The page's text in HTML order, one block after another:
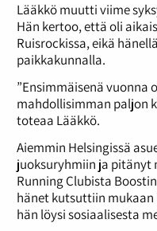
Lääkkö muutti viime
Hän kertoo, että oli
Ruisrockissa, eikä
paikkakunnalla.
”Ensimmäisenä vuonna
mahdollisimman paljon
toteaa Lääkkö.
Aiemmin Helsingissä
juoksuryhmiin ja pitänyt
Running Clubista
hänet kutsuttiin mukaan
hän löysi sosiaalisesta